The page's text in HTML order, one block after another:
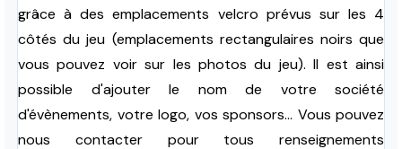
grâce à des emplacements velcro prévus sur les 4
côtés du jeu (emplacements rectangulaires noirs que
vous pouvez voir sur les photos du jeu). Il est ainsi
possible d'ajouter le nom de votre société
d'évènements, votre logo, vos sponsors... Vous pouvez
nous contacter pour tous renseignements